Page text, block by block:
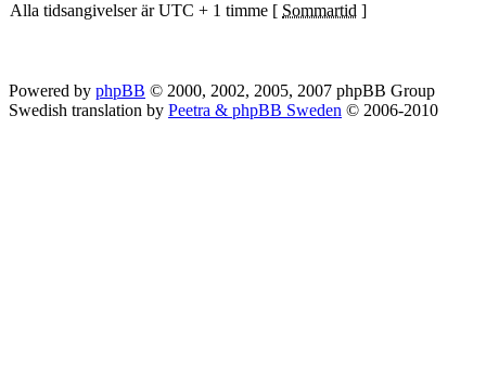
Alla tidsangivelser är UTC + 1 timme [ Sommartid ]
Powered by phpBB © 2000, 2002, 2005, 2007 phpBB Group
Swedish translation by Peetra & phpBB Sweden © 2006-2010